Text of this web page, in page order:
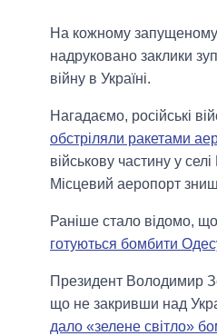
На кожному запущеному
надруковано заклики
війну в Україні.
Нагадаємо, російські
обстріляли ракетами
військову частину у
Місцевий аеропорт
Раніше стало відомо, що
готуються бомбити
Президент Володимир
що не закривши над
дало «зелене світло»